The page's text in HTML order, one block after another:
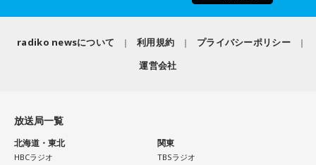
radiko newsについて 利用規約
プライバシーポリシー
運営会社
放送局一覧
北海道・東北
HBCラジオ
関東
TBSラジオ